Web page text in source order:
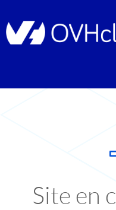
Site en